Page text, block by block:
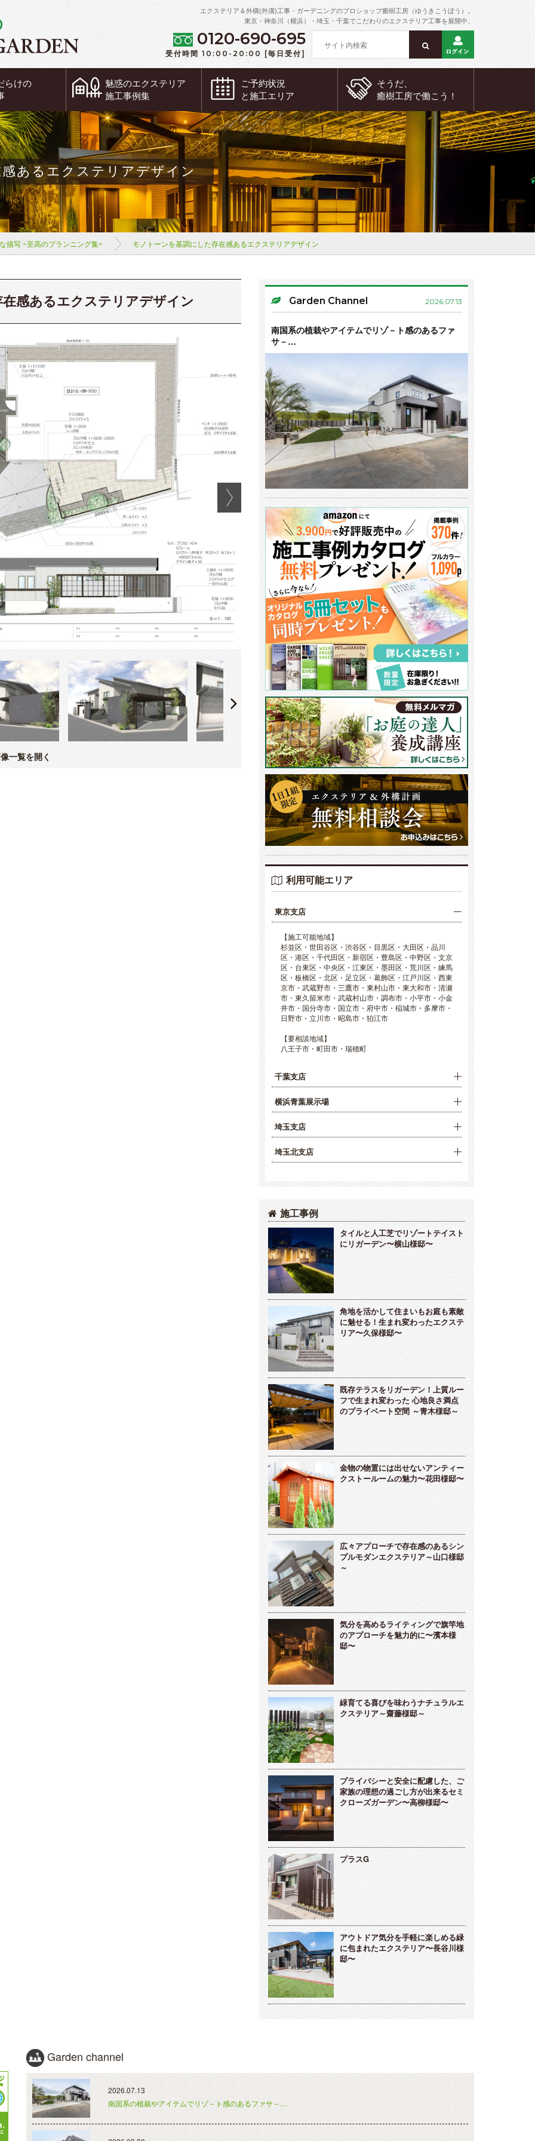
エクステリア＆外構(外溝)工事・ガーデニングのプロショップ癒樹工房（ゆうきこうぼう）。
東京・神奈川（横浜）・埼玉・千葉でこだわりのエクステリア工事を展開中。
0120-690-695
受付時間 10:00-20:00 [毎日受付]
らけの
魅惑のエクステリア
施工事例集
ご予約状況
と施工エリア
そうだ、
癒樹工房で働こう！
あるエクステリアデザイン
描写 ~至高のプランニング集~ モノトーンを基調にした存在感あるエクステリアデザイン
感あるエクステリアデザイン
一覧を開く
Garden Channel 2026.07.13
南国系の植栽やアイテムでリゾ－ト感のあるファ
サ－…
利用可能エリア
東京支店
【施工可能地域】
杉並区・世田谷区・渋谷区・目黒区・大田区・品川
区・港区・千代田区・新宿区・豊島区・中野区・文京
区・台東区・中央区・江東区・墨田区・荒川区・練馬
区・板橋区・北区・足立区・葛飾区・江戸川区・西東
京市・武蔵野市・三鷹市・東村山市・東大和市・清瀬
市・東久留米市・武蔵村山市・調布市・小平市・小金
井市・国分寺市・国立市・府中市・稲城市・多摩市・
日野市・立川市・昭島市・狛江市
【要相談地域】
八王子市・町田市・瑞穂町
千葉支店
横浜青葉展示場
埼玉支店
埼玉北支店
施工事例
タイルと人工芝でリゾートテイスト
にリガーデン〜横山様邸〜
角地を活かして住まいもお庭も素敵
に魅せる！生まれ変わったエクステ
リア〜久保様邸〜
既存テラスをリガーデン！上質ルー
フで生まれ変わった 心地良さ満点
のプライベート空間 ～青木様邸～
金物の物置には出せないアンティー
クストールームの魅力〜花田様邸〜
広々アプローチで存在感のあるシン
プルモダンエクステリア～山口様邸
～
気分を高めるライティングで旗竿地
のアプローチを魅力的に〜濱本様
邸〜
緑育てる喜びを味わうナチュラルエ
クステリア～齋藤様邸～
プライバシーと安全に配慮した、ご
家族の理想の過ごし方が出来るセミ
クローズガーデン〜高柳様邸〜
プラスG
アウトドア気分を手軽に楽しめる緑
に包まれたエクステリア〜長谷川様
邸〜
Garden channel
2026.07.13
南国系の植栽やアイテムでリゾ－ト感のあるファサ－…